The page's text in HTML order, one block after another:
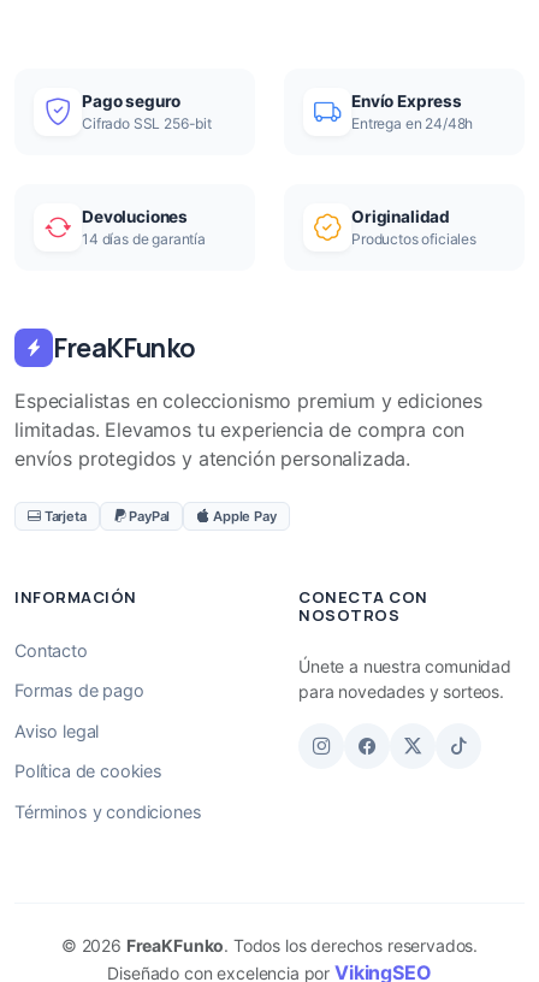
Pago seguro
Cifrado SSL 256-bit
Envío Express
Entrega en 24/48h
Devoluciones
14 días de garantía
Originalidad
Productos oficiales
FreaKFunko
Especialistas en coleccionismo premium y ediciones
limitadas. Elevamos tu experiencia de compra con
envíos protegidos y atención personalizada.
Tarjeta PayPal Apple Pay
INFORMACIÓN
Contacto
Formas de pago
Aviso legal
Política de cookies
Términos y condiciones
CONECTA CON
NOSOTROS
Únete a nuestra comunidad
para novedades y sorteos.
© 2026 FreaKFunko. Todos los derechos reservados.
Diseñado con excelencia por VikingSEO